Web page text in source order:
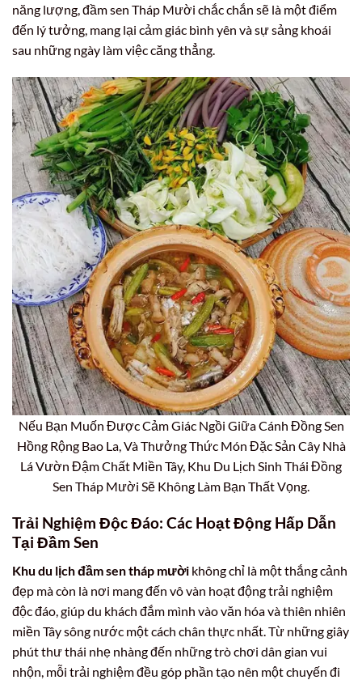
năng lượng, đầm sen Tháp Mười chắc chắn sẽ là một điểm
đến lý tưởng, mang lại cảm giác bình yên và sự sảng khoái
sau những ngày làm việc căng thẳng.
Nếu Bạn Muốn Được Cảm Giác Ngồi Giữa Cánh Đồng Sen
Hồng Rộng Bao La, Và Thưởng Thức Món Đặc Sản Cây Nhà
Lá Vườn Đậm Chất Miền Tây, Khu Du Lịch Sinh Thái Đồng
Sen Tháp Mười Sẽ Không Làm Bạn Thất Vọng.
Trải Nghiệm Độc Đáo: Các Hoạt Động Hấp Dẫn
Tại Đầm Sen
Khu du lịch đầm sen tháp mười không chỉ là một thắng cảnh
đẹp mà còn là nơi mang đến vô vàn hoạt động trải nghiệm
độc đáo, giúp du khách đắm mình vào văn hóa và thiên nhiên
miền Tây sông nước một cách chân thực nhất. Từ những giây
phút thư thái nhẹ nhàng đến những trò chơi dân gian vui
nhộn, mỗi trải nghiệm đều góp phần tạo nên một chuyến đi